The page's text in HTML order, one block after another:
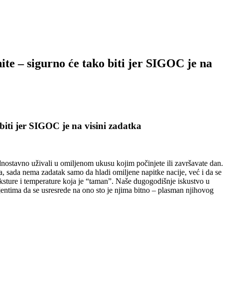
– sigurno će tako biti jer SIGOC je na
jer SIGOC je na visini zadatka
uživali u omiljenom ukusu kojim počinjete ili završavate dan.
nema zadatak samo da hladi omiljene napitke nacije, već i da se
i temperature koja je “taman”. Naše dugogodišnje iskustvo u
da se usresrede na ono sto je njima bitno – plasman njihovog